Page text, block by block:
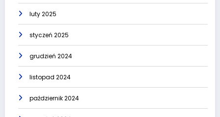
luty 2025
styczeń 2025
grudzień 2024
listopad 2024
październik 2024